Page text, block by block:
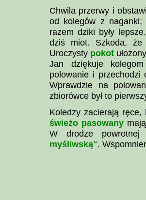
Chwila przerwy i
od kolegów z naganki;
razem dziki były
dziś miot. Szkoda, że
Uroczysty pokot
Jan dziękuje
polowanie i
Wprawdzie na
zbiorówce był to
Koledzy zacierają
świeżo pasowanymają
W drodze
myśliwską".